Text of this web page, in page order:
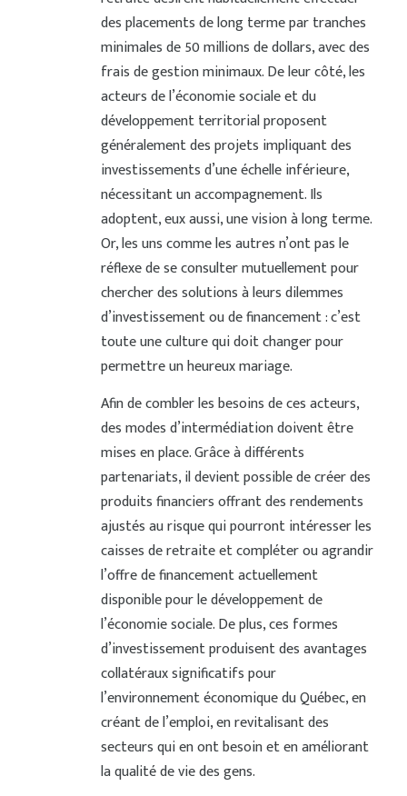
des placements de long terme par tranches
minimales de 50 millions de dollars, avec des
frais de gestion minimaux. De leur côté, les
acteurs de l’économie sociale et du
développement territorial proposent
généralement des projets impliquant des
investissements d’une échelle inférieure,
nécessitant un accompagnement. Ils
adoptent, eux aussi, une vision à long terme.
Or, les uns comme les autres n’ont pas le
réflexe de se consulter mutuellement pour
chercher des solutions à leurs dilemmes
d’investissement ou de financement : c’est
toute une culture qui doit changer pour
permettre un heureux mariage.
Afin de combler les besoins de ces acteurs,
des modes d’intermédiation doivent être
mises en place. Grâce à différents
partenariats, il devient possible de créer des
produits financiers offrant des rendements
ajustés au risque qui pourront intéresser les
caisses de retraite et compléter ou agrandir
l’offre de financement actuellement
disponible pour le développement de
l’économie sociale. De plus, ces formes
d’investissement produisent des avantages
collatéraux significatifs pour
l’environnement économique du Québec, en
créant de l’emploi, en revitalisant des
secteurs qui en ont besoin et en améliorant
la qualité de vie des gens.